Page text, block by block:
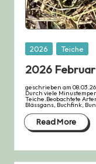
Posted
in2026 Teiche
2026 Februar
geschrieben am
Durch viele
Teiche.Beobachtete
Blässgans, Buchfink,
Read More